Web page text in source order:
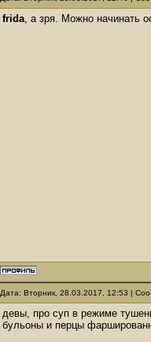
frida, а зря. Можно начинать
Дата: Вторник, 28.03.2017, 12:53 |
девы, про суп в режиме
бульоны и перцы